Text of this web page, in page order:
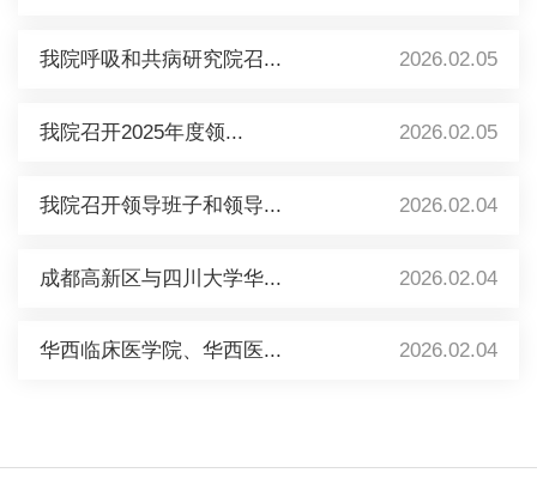
我院呼吸和共病研究院召... 2026.02.05
我院召开2025年度领... 2026.02.05
我院召开领导班子和领导... 2026.02.04
成都高新区与四川大学华... 2026.02.04
华西临床医学院、华西医... 2026.02.04